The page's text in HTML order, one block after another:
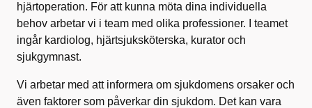
hjärtoperation. För att kunna möta dina individuella
behov arbetar vi i team med olika professioner. I teamet
ingår kardiolog, hjärtsjuksköterska, kurator och
sjukgymnast.
Vi arbetar med att informera om sjukdomens orsaker och
även faktorer som påverkar din sjukdom. Det kan vara